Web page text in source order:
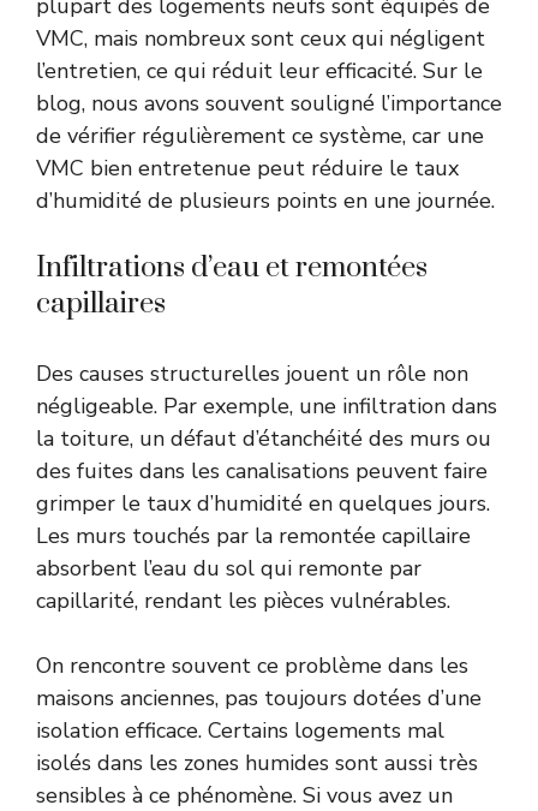
plupart des logements neufs sont équipés de
VMC, mais nombreux sont ceux qui négligent
l’entretien, ce qui réduit leur efficacité. Sur le
blog, nous avons souvent souligné l’importance
de vérifier régulièrement ce système, car une
VMC bien entretenue peut réduire le taux
d’humidité de plusieurs points en une journée.
Infiltrations d’eau et remontées
capillaires
Des causes structurelles jouent un rôle non
négligeable. Par exemple, une infiltration dans
la toiture, un défaut d’étanchéité des murs ou
des fuites dans les canalisations peuvent faire
grimper le taux d’humidité en quelques jours.
Les murs touchés par la remontée capillaire
absorbent l’eau du sol qui remonte par
capillarité, rendant les pièces vulnérables.
On rencontre souvent ce problème dans les
maisons anciennes, pas toujours dotées d’une
isolation efficace. Certains logements mal
isolés dans les zones humides sont aussi très
sensibles à ce phénomène. Si vous avez un